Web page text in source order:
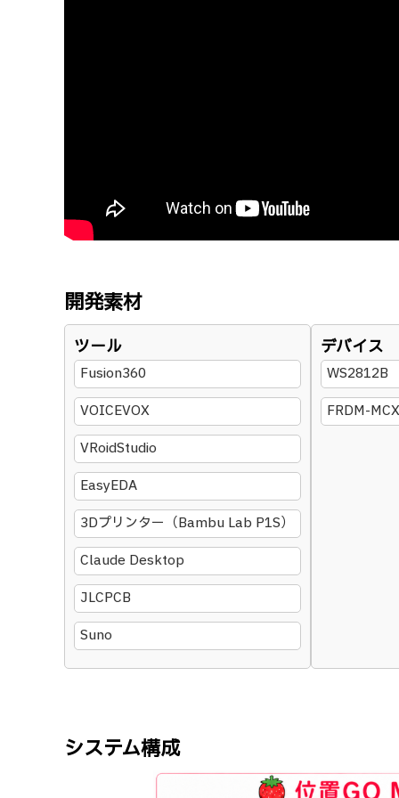
開発素材
ツール
Fusion360
VOICEVOX
VRoidStudio
EasyEDA
3Dプリンター（Bambu Lab P1S）
Claude Desktop
JLCPCB
Suno
デバイス
WS2812B
FRDM-
システム構成